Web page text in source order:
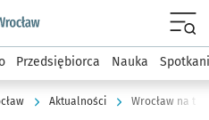
podserwis: Strategia
Przedsiębiorca Nauka
Aktualności Wrocław na